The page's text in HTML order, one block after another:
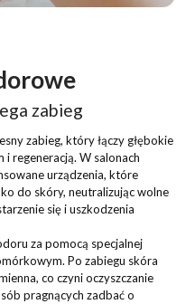
zabieg
zabieg, który łączy głębokie
i regeneracją. W salonach
urządzenia, które
do skóry, neutralizując wolne
się i uszkodzenia
za pomocą specjalnej
Po zabiegu skóra
co czyni oczyszczanie
pragnących zadbać o